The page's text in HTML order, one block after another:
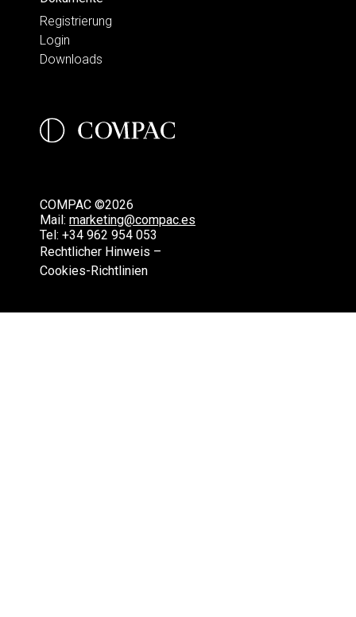
Registrierung
Login
Downloads
COMPAC ©2026
Mail: marketing@compac.es
Tel: +34 962 954 053
Rechtlicher Hinweis –
Cookies-Richtlinien